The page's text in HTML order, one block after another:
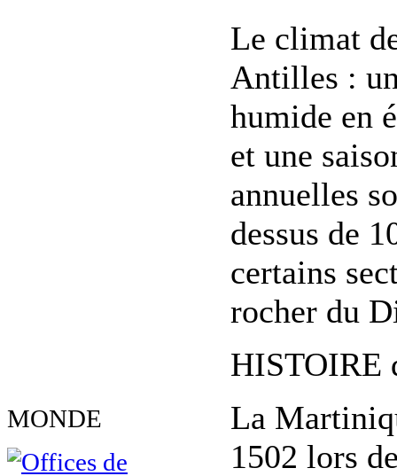
MONDE
Le climat
Antilles :
humide en
et une
annuelles
dessus de
certains
rocher du
HISTOIRE
La
1502 lors